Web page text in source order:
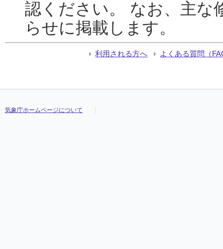
認ください。 なお、主な
らせに掲載します。
利用される方へ よくある質問（
気象庁ホームページについて